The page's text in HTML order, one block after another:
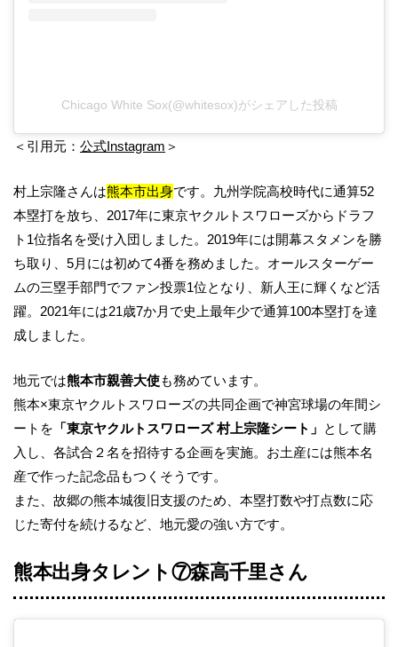
Chicago White Sox(@whitesox)がシェアした投稿
＜引用元： 公式Instagram ＞
村上宗隆さんは熊本市出身です。九州学院高校時代に通算52
本塁打を放ち、2017年に東京ヤクルトスワローズからドラフ
ト1位指名を受け入団しました。2019年には開幕スタメンを勝
ち取り、5月には初めて4番を務めました。オールスターゲー
ムの三塁手部門でファン投票1位となり、新人王に輝くなど活
躍。2021年には21歳7か月で史上最年少で通算100本塁打を達
成しました。
地元では熊本市親善大使も務めています。
熊本×東京ヤクルトスワローズの共同企画で神宮球場の年間シ
ートを 「東京ヤクルトスワローズ 村上宗隆シート」 として購
入し、各試合２名を招待する企画を実施。お土産には熊本名
産で作った記念品もつくそうです。
また、故郷の熊本城復旧支援のため、本塁打数や打点数に応
じた寄付を続けるなど、地元愛の強い方です。
熊本出身タレント⑦森高千里さん